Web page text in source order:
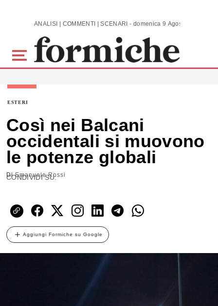
Skip to main content ANALISI | COMMENTI | SCENARI - domenica 9 Agosto 2026
ESTERI
Così nei Balcani
occidentali si muovono
le potenze globali
DiEmanuele Rossi
CONDIVIDI SU:
Aggiungi Formiche su Google